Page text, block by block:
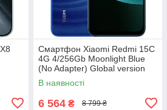
Смартфон Xiaomi Redmi 15C
4G 4/256Gb Moonlight Blue
(No Adapter) Global version
В наявності
6 564 ₴ 8 799 ₴